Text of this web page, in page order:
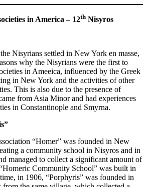
in America – 12th Nisyros
Nisyrians settled in New York en masse,
why the Nisyrians were the first to
in Ameeica, influenced by the Greek
in New York and the activities of other
This is also due to the presence of
from Asia Minor and had experiences
in Constantinople and Smyrna.
“Homer” was founded in New
a community school in Nisyros and in
managed to collect a significant amount of
Community School” was built in
in 1906, “Porphyris” was founded in